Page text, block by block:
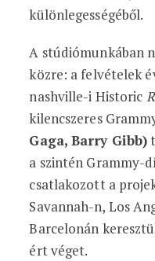
különlegességéből.
A stúdiómunkában
közre: a felvételek
nashville-i Historic
kilencszeres
Gaga, Barry Gibb)
a szintén Grammy-
csatlakozott a
Savannah-n, Los
Barcelonán
ért véget.